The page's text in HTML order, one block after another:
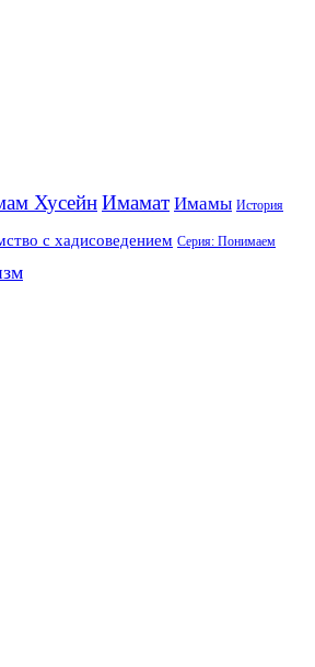
ХусейнИмамат Имамы История
с хадисоведением Серия: Понимаем